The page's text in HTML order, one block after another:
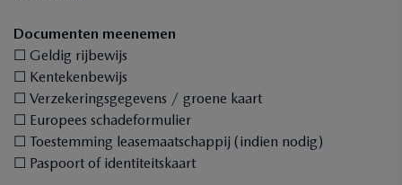
Documenten meenemen
☐ Geldig rijbewijs
☐ Kentekenbewijs
☐ Verzekeringsgegevens / groene kaart
☐ Europees schadeformulier
☐ Toestemming leasemaatschappij (indien nodig)
☐ Paspoort of identiteitskaart